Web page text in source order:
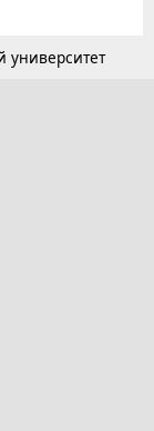
университет